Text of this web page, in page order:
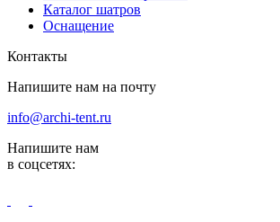
Каталог шатров
Оснащение
Контакты
Напишите нам на почту
info@archi-tent.ru
Напишите нам
в соцсетях: